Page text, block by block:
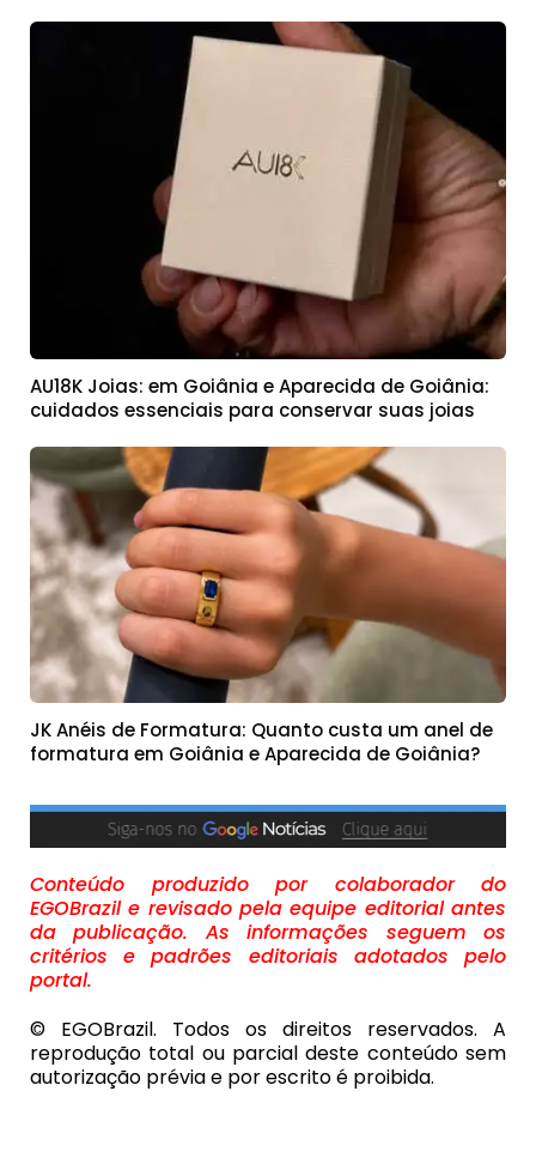
AU18K Joias: em Goiânia e Aparecida de Goiânia:
cuidados essenciais para conservar suas joias
JK Anéis de Formatura: Quanto custa um anel de
formatura em Goiânia e Aparecida de Goiânia?
Conteúdo produzido por colaborador do
EGOBrazil e revisado pela equipe editorial antes
da publicação. As informações seguem os
critérios e padrões editoriais adotados pelo
portal.
© EGOBrazil. Todos os direitos reservados. A
reprodução total ou parcial deste conteúdo sem
autorização prévia e por escrito é proibida.